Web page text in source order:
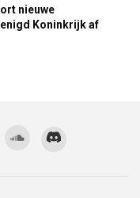
nieuwe
Koninkrijk af